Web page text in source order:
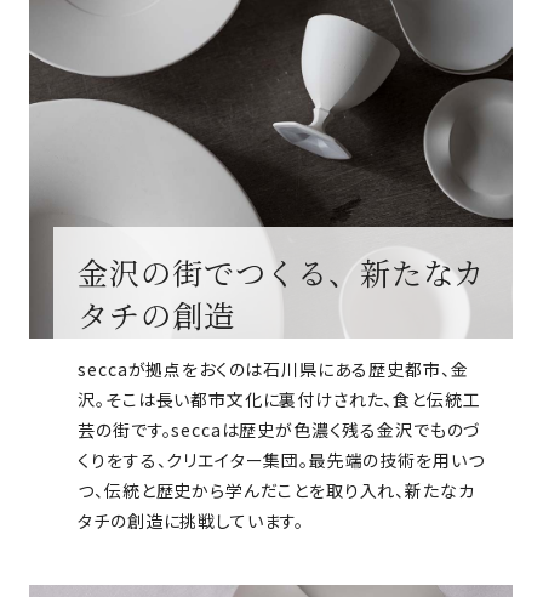
金沢の街でつくる、新たなカ
タチの創造
seccaが拠点をおくのは石川県にある歴史都市、金
沢。そこは長い都市文化に裏付けされた、食と伝統工
芸の街です。seccaは歴史が色濃く残る金沢でものづ
くりをする、クリエイター集団。最先端の技術を用いつ
つ、伝統と歴史から学んだことを取り入れ、新たなカ
タチの創造に挑戦しています。